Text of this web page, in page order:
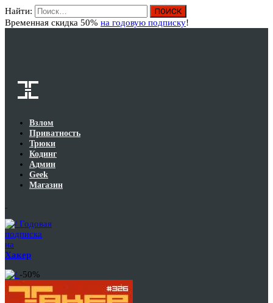
Найти:
Временная скидка 50% на годовую подписку!
Взлом
Приватность
Трюки
Кодинг
Админ
Geek
Магазин
Годовая
подписка
на
Хакер
-50%